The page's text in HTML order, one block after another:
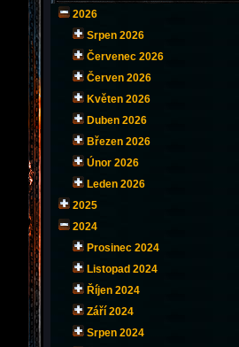
2026
Srpen 2026
Červenec 2026
Červen 2026
Květen 2026
Duben 2026
Březen 2026
Únor 2026
Leden 2026
2025
2024
Prosinec 2024
Listopad 2024
Říjen 2024
Září 2024
Srpen 2024